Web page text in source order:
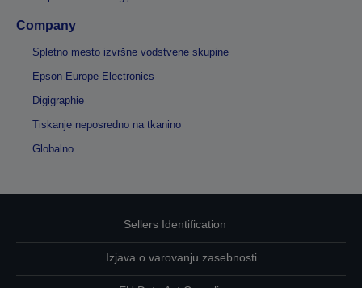
Company
Spletno mesto izvršne vodstvene skupine
Epson Europe Electronics
Digigraphie
Tiskanje neposredno na tkanino
Globalno
Sellers Identification
Izjava o varovanju zasebnosti